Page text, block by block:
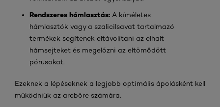
Rendszeres hámlasztás: A kíméletes
hámlasztók vagy a szalicilsavat tartalmazó
termékek segítenek eltávolítani az elhalt
hámsejteket és megelőzni az eltömődött
pórusokat.
Ezeknek a lépéseknek a legjobb optimális ápolásként kell
működniük az arcbőre számára.